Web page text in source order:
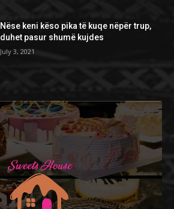
Nëse keni këso pika të kuqe nëpër trup,
duhet pasur shumë kujdes
July 3, 2021